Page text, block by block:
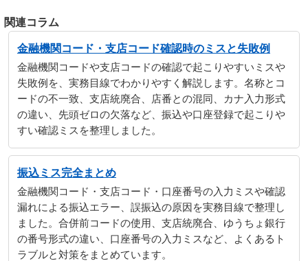
関連コラム
金融機関コード・支店コード確認時のミスと失敗例
金融機関コードや支店コードの確認で起こりやすいミスや
失敗例を、実務目線でわかりやすく解説します。名称とコ
ードの不一致、支店統廃合、店番との混同、カナ入力形式
の違い、先頭ゼロの欠落など、振込や口座登録で起こりや
すい確認ミスを整理しました。
振込ミス完全まとめ
金融機関コード・支店コード・口座番号の入力ミスや確認
漏れによる振込エラー、誤振込の原因を実務目線で整理し
ました。合併前コードの使用、支店統廃合、ゆうちょ銀行
の番号形式の違い、口座番号の入力ミスなど、よくあるト
ラブルと対策をまとめています。